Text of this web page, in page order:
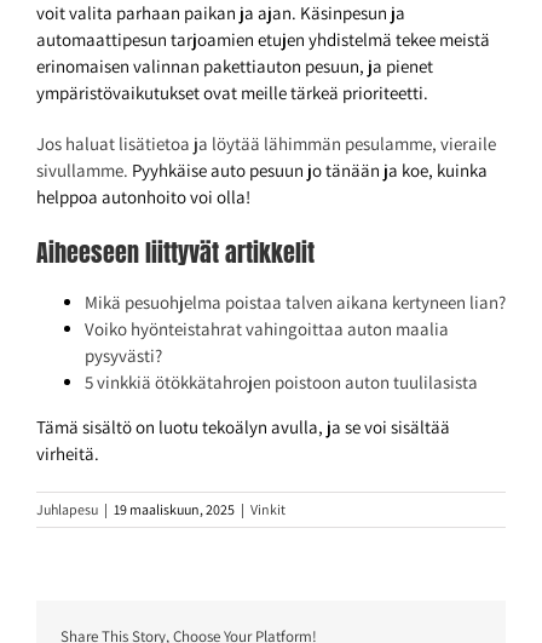
voit valita parhaan paikan ja ajan. Käsinpesun ja
automaattipesun tarjoamien etujen yhdistelmä tekee meistä
erinomaisen valinnan pakettiauton pesuun, ja pienet
ympäristövaikutukset ovat meille tärkeä prioriteetti.
Jos haluat lisätietoa ja löytää lähimmän pesulamme, vieraile
sivullamme. Pyyhkäise auto pesuun jo tänään ja koe, kuinka
helppoa autonhoito voi olla!
Aiheeseen liittyvät artikkelit
Mikä pesuohjelma poistaa talven aikana kertyneen lian?
Voiko hyönteistahrat vahingoittaa auton maalia
pysyvästi?
5 vinkkiä ötökkätahrojen poistoon auton tuulilasista
Tämä sisältö on luotu tekoälyn avulla, ja se voi sisältää
virheitä.
Juhlapesu | 19 maaliskuun, 2025 | Vinkit
Share This Story, Choose Your Platform!